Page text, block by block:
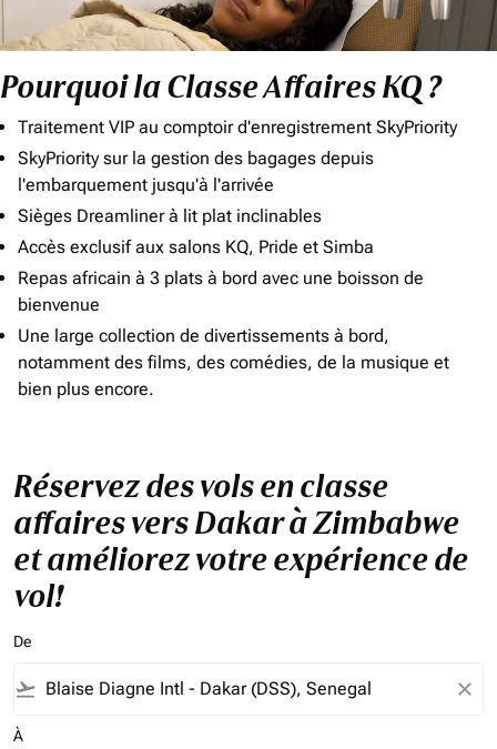
Pourquoi la Classe Affaires KQ ?
Traitement VIP au comptoir d'enregistrement SkyPriority
SkyPriority sur la gestion des bagages depuis
l'embarquement jusqu'à l'arrivée
Sièges Dreamliner à lit plat inclinables
Accès exclusif aux salons KQ, Pride et Simba
Repas africain à 3 plats à bord avec une boisson de
bienvenue
Une large collection de divertissements à bord,
notamment des films, des comédies, de la musique et
bien plus encore.
Réservez des vols en classe
affaires vers Dakar à Zimbabwe
et améliorez votre expérience de
vol!
De
flight_takeoff close
À